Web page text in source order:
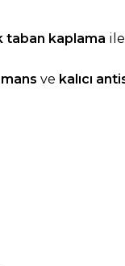
taban kaplama
ve kalıcı